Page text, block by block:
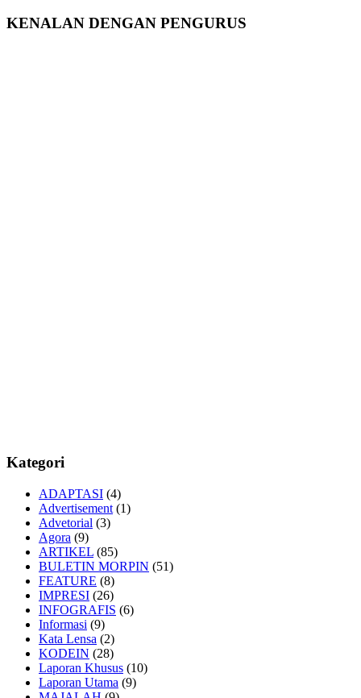
KENALAN DENGAN PENGURUS
Kategori
ADAPTASI (4)
Advertisement (1)
Advetorial (3)
Agora (9)
ARTIKEL (85)
BULETIN MORPIN (51)
FEATURE (8)
IMPRESI (26)
INFOGRAFIS (6)
Informasi (9)
Kata Lensa (2)
KODEIN (28)
Laporan Khusus (10)
Laporan Utama (9)